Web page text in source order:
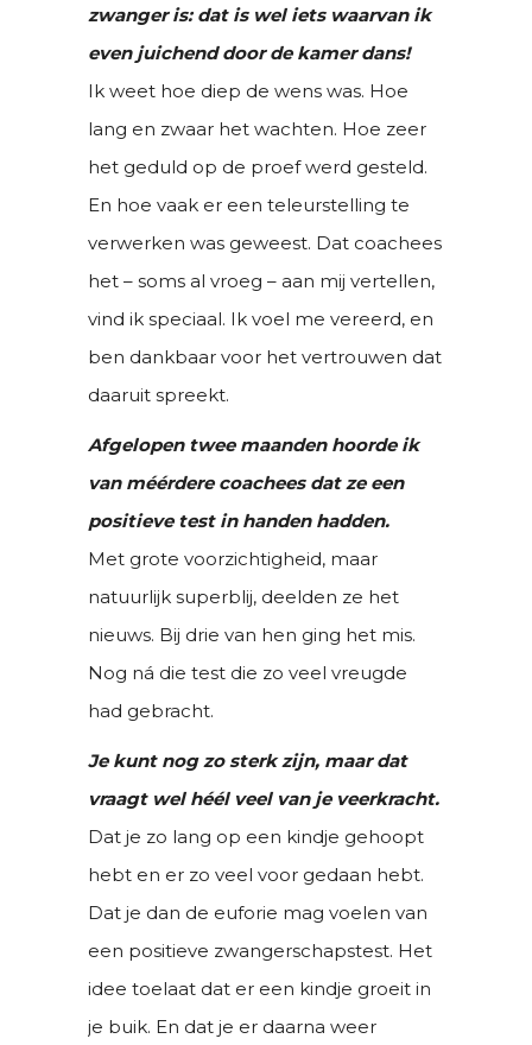
zwanger is: dat is wel iets waarvan ik
even juichend door de kamer dans!
Ik weet hoe diep de wens was. Hoe
lang en zwaar het wachten. Hoe zeer
het geduld op de proef werd gesteld.
En hoe vaak er een teleurstelling te
verwerken was geweest. Dat coachees
het – soms al vroeg – aan mij vertellen,
vind ik speciaal. Ik voel me vereerd, en
ben dankbaar voor het vertrouwen dat
daaruit spreekt.
Afgelopen twee maanden hoorde ik
van méérdere coachees dat ze een
positieve test in handen hadden.
Met grote voorzichtigheid, maar
natuurlijk superblij, deelden ze het
nieuws. Bij drie van hen ging het mis.
Nog ná die test die zo veel vreugde
had gebracht.
Je kunt nog zo sterk zijn, maar dat
vraagt wel héél veel van je veerkracht.
Dat je zo lang op een kindje gehoopt
hebt en er zo veel voor gedaan hebt.
Dat je dan de euforie mag voelen van
een positieve zwangerschapstest. Het
idee toelaat dat er een kindje groeit in
je buik. En dat je er daarna weer